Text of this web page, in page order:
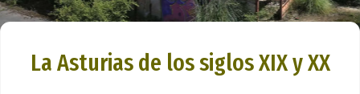
La Asturias de los siglos XIX y XX